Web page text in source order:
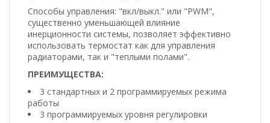
Способы управления: "вкл/выкл." или "PWM",
существенно уменьшающей влияние
инерционности системы, позволяет эффективно
использовать термостат как для управления
радиаторами, так и "теплыми полами".
ПРЕИМУЩЕСТВА:
3 стандартных и 2 программируемых режима
работы
3 программируемых уровня регулировки